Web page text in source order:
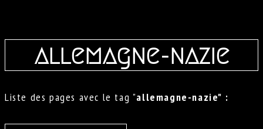
allemagne-nazie
Liste des pages avec le tag "allemagne-nazie" :